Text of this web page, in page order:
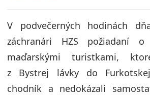
V podvečerných hodinách
záchranári HZS požiadaní
maďarskými turistkami,
z Bystrej lávky do
chodník a nedokázali